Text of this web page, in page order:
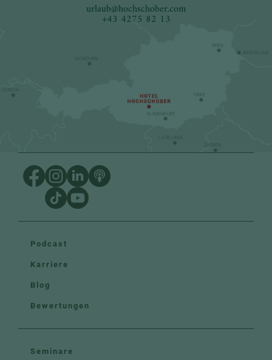
urlaub@hochschober.com
+43 4275 82 13
Podcast
Karriere
Blog
Bewertungen
Seminare